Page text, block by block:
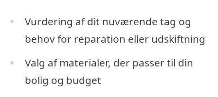
Vurdering af dit nuværende tag og
behov for reparation eller udskiftning
Valg af materialer, der passer til din
bolig og budget